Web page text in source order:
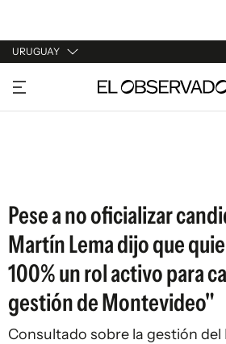
URUGUAY
URUGUAY
ARGENTINA
Pese a no oficializar
Martín Lema dijo que
100% un rol activo para
gestión de Montevideo"
Consultado sobre la gestión